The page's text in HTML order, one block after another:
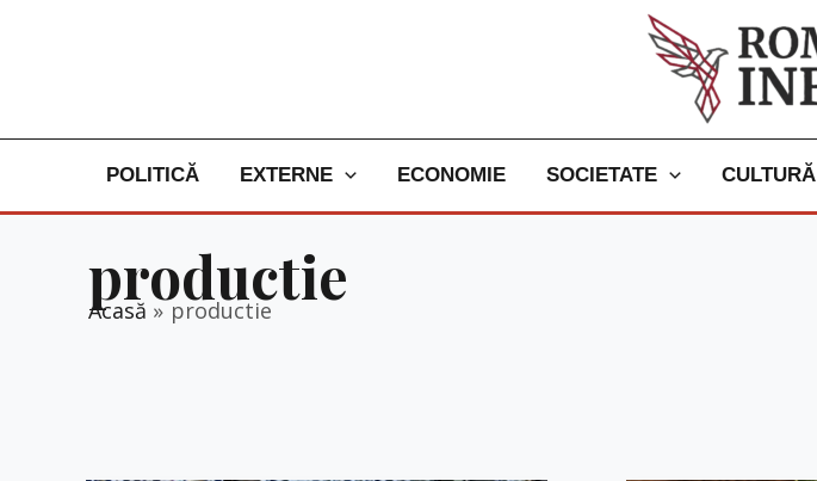
POLITICĂ EXTERNE ECONOMIE SOCIETATE CULTURĂ
productie
Acasă productie